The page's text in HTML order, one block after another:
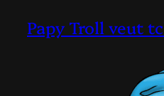
Papy Troll veut